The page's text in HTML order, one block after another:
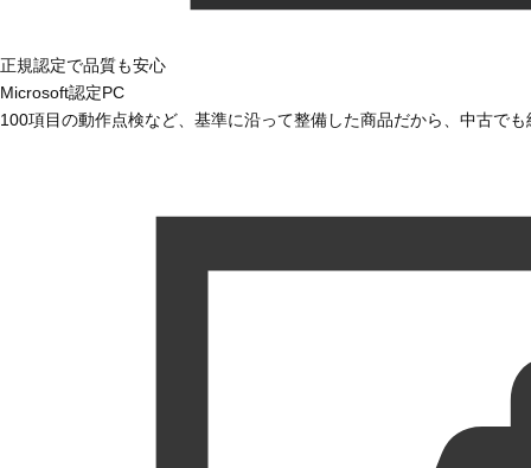
正規認定で品質も安心
Microsoft認定PC
100項目の動作点検など、基準に沿って整備した商品だから、中古で